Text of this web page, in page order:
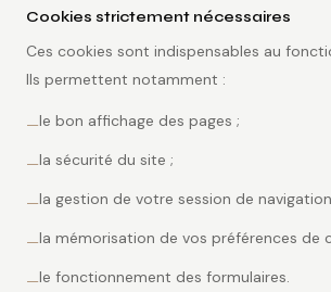
Cookies strictement nécessaires
Ces cookies sont indispensables au
Ils permettent notamment :
—le bon affichage des pages ;
—la sécurité du site ;
—la gestion de votre session de
—la mémorisation de vos préférences de
—le fonctionnement des formulaires.